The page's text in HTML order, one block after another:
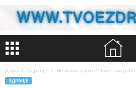
Дома Здравје Ве боли грлото? Овие три
ЗДРАВЈЕ